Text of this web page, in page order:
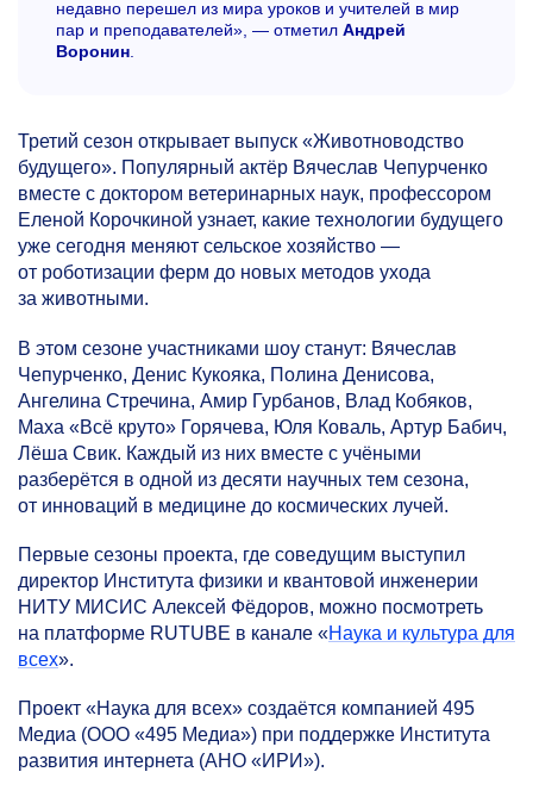
недавно перешел из мира уроков и учителей в мир
пар и преподавателей», — отметил Андрей
Воронин.
Третий сезон открывает выпуск «Животноводство
будущего». Популярный актёр Вячеслав Чепурченко
вместе с доктором ветеринарных наук, профессором
Еленой Корочкиной узнает, какие технологии будущего
уже сегодня меняют сельское хозяйство —
от роботизации ферм до новых методов ухода
за животными.
В этом сезоне участниками шоу станут: Вячеслав
Чепурченко, Денис Кукояка, Полина Денисова,
Ангелина Стречина, Амир Гурбанов, Влад Кобяков,
Маха «Всё круто» Горячева, Юля Коваль, Артур Бабич,
Лёша Свик. Каждый из них вместе с учёными
разберётся в одной из десяти научных тем сезона,
от инноваций в медицине до космических лучей.
Первые сезоны проекта, где соведущим выступил
директор Института физики и квантовой инженерии
НИТУ МИСИС Алексей Фёдоров, можно посмотреть
на платформе RUTUBE в канале «Наука и культура для
всех».
Проект «Наука для всех» создаётся компанией 495
Медиа (ООО «495 Медиа») при поддержке Института
развития интернета (АНО «ИРИ»).